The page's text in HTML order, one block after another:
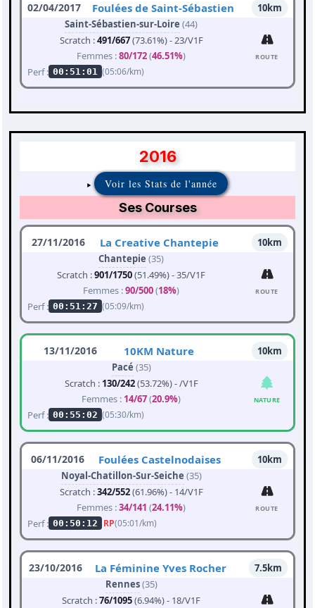
02/04/2017 Foulées de Saint-Sébastien
10km
Saint-Sébastien-sur-Loire (44)
Scratch :491/667(73.61%) - 23/V1F
Femmes :80/172(46.51%)
Perf : 00:51:01 (05:06/km)
ROUTE
2016
Voir les Stats de l'année
Ses Courses
27/11/2016 La Creative Chantepie
10km
Chantepie (35)
Scratch :901/1750(51.49%) - 35/V1F
Femmes :90/500(18%)
Perf : 00:51:27 (05:09/km)
ROUTE
13/11/2016 10KM Nature
10km
Pacé (35)
Scratch : 130/242(53.72%) - /V1F
Femmes : 14/67(20.9%)
Perf : 00:55:02 (05:30/km)
NATURE
06/11/2016 Foulées Castelnodaises
10km
Noyal-Chatillon-Sur-Seiche (35)
Scratch :342/552(61.96%) - 14/V1F
Femmes :34/141 (24.11%)
Perf : 00:50:12 RP(05:01/km)
ROUTE
23/10/2016 La Féminine Yves Rocher
7.5km
Rennes(35)
Scratch :76/1095(6.94%) - 18/V1F